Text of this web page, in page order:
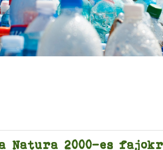
Natura 2000-es